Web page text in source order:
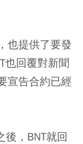
也提供了要發
也回覆對新聞
宣告合約已經
，BNT就回